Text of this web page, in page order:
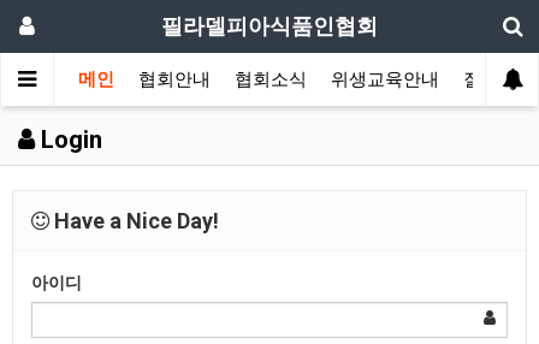
필라델피아식품인협회
메인 협회안내 협회소식 위생교육안내 질의답변
Login
Have a Nice Day!
아이디